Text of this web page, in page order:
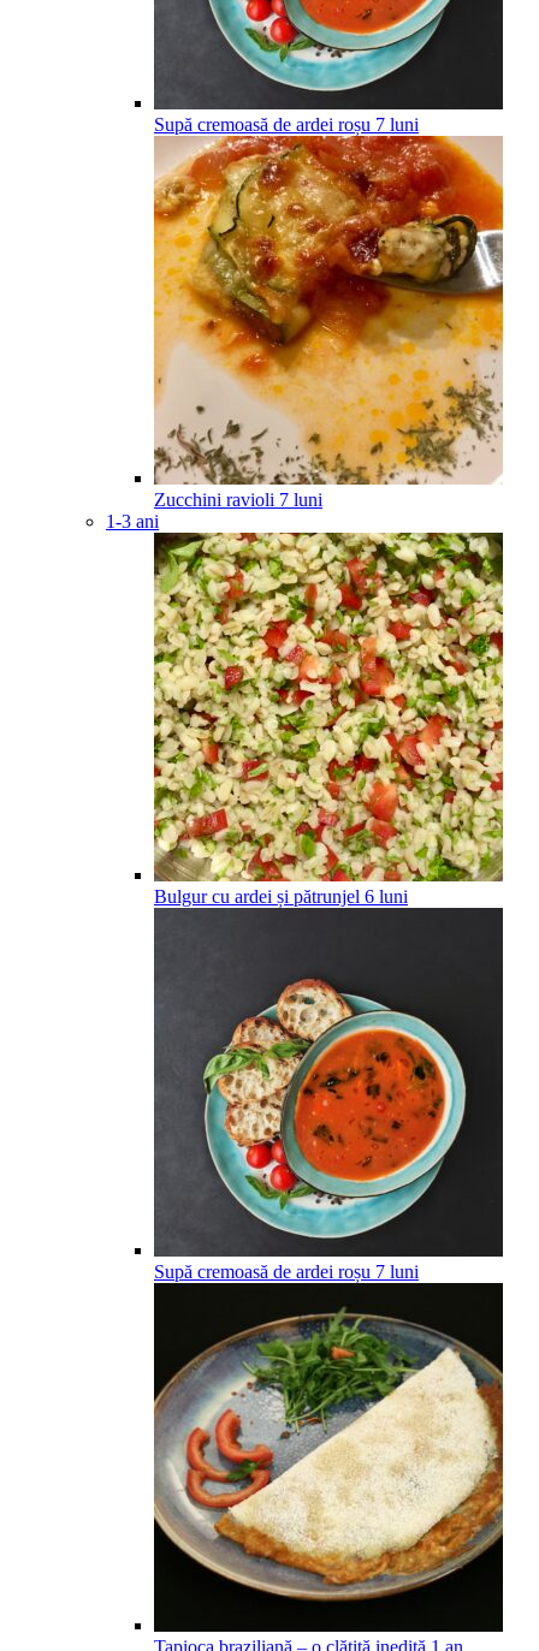
Supă cremoasă de ardei roșu 7 luni
Zucchini ravioli 7 luni
1-3 ani
Bulgur cu ardei și pătrunjel 6 luni
Supă cremoasă de ardei roșu 7 luni
Tapioca braziliană – o clătită inedită 1 an